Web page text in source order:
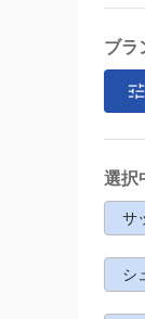
ブラ
選択